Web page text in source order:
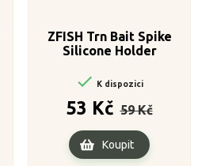
ZFISH Trn Bait Spike
Silicone Holder
 K dispozici
53 Kč cena
59 Kč
Koupit